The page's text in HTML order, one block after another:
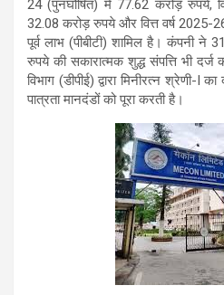
24 (पुनर्घोषित) में 77.62 करोड़ रुपये,
32.08 करोड़ रुपये और वित्त वर्ष
पूर्व लाभ (पीबीटी) शामिल है। कंपनी ने
रुपये की सकारात्मक शुद्ध संपत्ति भी
विभाग (डीपीई) द्वारा मिनीरत्न श्रेणी-I
पात्रता मानदंडों को पूरा करती है।